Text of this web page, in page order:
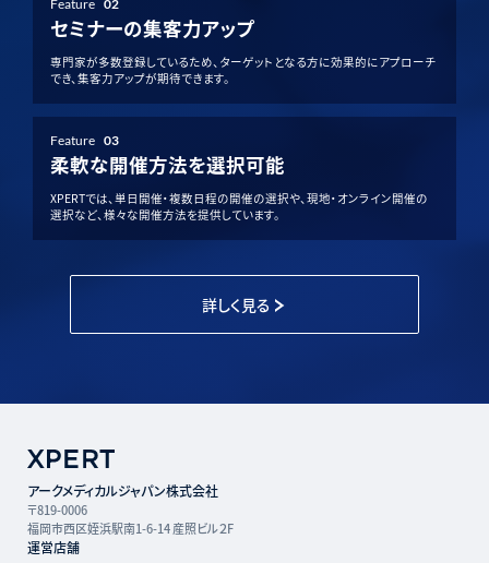
Feature 02
セミナーの集客力アップ
専門家が多数登録しているため、ターゲットとなる方に効果的にアプローチ
でき、集客力アップが期待できます。
Feature 03
柔軟な開催方法を選択可能
XPERTでは、単日開催・複数日程の開催の選択や、現地・オンライン開催の
選択など、様々な開催方法を提供しています。
詳しく見る
アークメディカルジャパン株式会社
〒819-0006
福岡市西区姪浜駅南1-6-14 産照ビル２F
運営店舗